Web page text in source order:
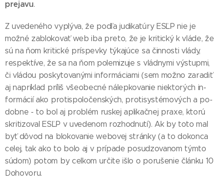
pre­ja­vu.
Z uve­de­né­ho vy­plý­va, že pod­ľa ju­di­ka­tú­ry ESĽP nie je
mož­né za­blo­ko­vať web iba pre­to, že je kri­tic­ký k vlá­de, že
sú na ňom kri­tic­ké prís­pev­ky tý­ka­jú­ce sa čin­nos­ti vlá­dy,
res­pek­tí­ve, že sa na ňom po­le­mi­zu­je s vlád­ny­mi vý­stup­mi,
či vlá­dou pos­ky­to­va­ný­mi in­for­má­cia­mi (sem mož­no za­ra­diť
aj nap­rík­lad príl­iš všeo­bec­né ná­lep­ko­va­nie niek­to­rých in­
for­má­cií ako proti­spo­lo­čen­ských, proti­sys­té­mo­vých a po­
dob­ne - to bol aj prob­lém rus­kej ap­li­kač­nej praxe, kto­rú
skri­ti­zo­val ESĽP v uve­de­nom roz­hod­nu­tí). Ak by to­to mal
byť dô­vod na blo­ko­va­nie webo­vej strán­ky (a to do­kon­ca
ce­lej, tak ako to bo­lo aj v prí­pa­de po­su­dzo­va­nom tým­to
sú­dom) po­tom by cel­kom ur­či­te iš­lo o po­ru­še­nie člán­ku 10
Do­ho­vo­ru.